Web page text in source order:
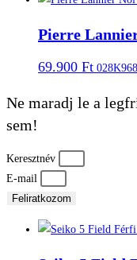
Pierre
69.900 Ft 028K968
Ne maradj le a
sem!
Keresztnév
E-mail
Feliratkozom